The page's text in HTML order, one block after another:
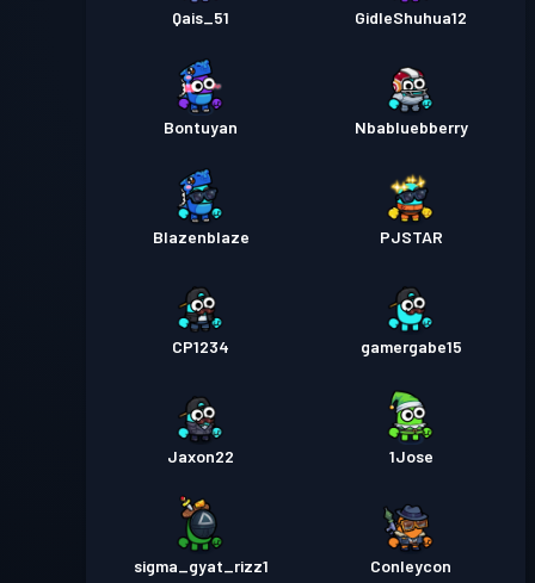
Qais_51 GidleShuhua12
Bontuyan Nbabluebberry
Blazenblaze PJSTAR
CP1234 gamergabe15
Jaxon22 1Jose
sigma_gyat_rizz1 Conleycon